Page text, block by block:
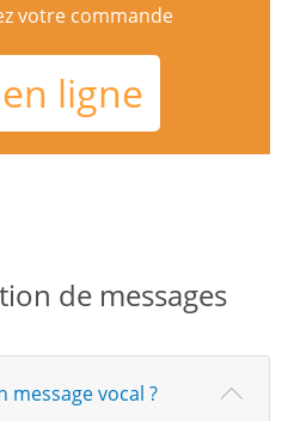
votre commande
ligne
de messages
vocal ?